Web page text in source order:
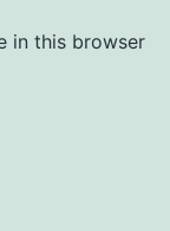
in this browser